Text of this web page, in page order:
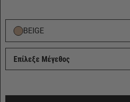
BEIGE
Επίλεξε Μέγεθος